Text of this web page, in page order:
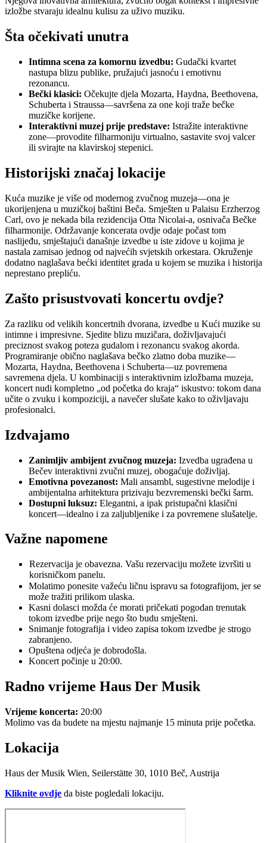
izložbe stvaraju idealnu kulisu za uživo muziku.
Šta očekivati unutra
Intimna scena za komornu izvedbu: Gudački kvartet
nastupa blizu publike, pružajući jasnoću i emotivnu
rezonancu.
Bečki klasici: Očekujte djela Mozarta, Haydna, Beethovena,
Schuberta i Straussa—savršena za one koji traže bečke
muzičke korijene.
Interaktivni muzej prije predstave: Istražite interaktivne
zone—provodite filharmoniju virtualno, sastavite svoj valcer
ili svirajte na klavirskoj stepenici.
Historijski značaj lokacije
Kuća muzike je više od modernog zvučnog muzeja—ona je
ukorijenjena u muzičkoj baštini Beča. Smješten u Palaisu Erzherzog
Carl, ovo je nekada bila rezidencija Otta Nicolai-a, osnivača Bečke
filharmonije. Održavanje koncerata ovdje odaje počast tom
naslijeđu, smještajući današnje izvedbe u iste zidove u kojima je
nastala zamisao jednog od najvećih svjetskih orkestara. Okruženje
dodatno naglašava bećki identitet grada u kojem se muzika i historija
neprestano prepliću.
Zašto prisustvovati koncertu ovdje?
Za razliku od velikih koncertnih dvorana, izvedbe u Kući muzike su
intimne i impresivne. Sjedite blizu muzičara, doživljavajući
preciznost svakog poteza gudalom i rezonancu svakog akorda.
Programiranje obično naglašava bečko zlatno doba muzike—
Mozarta, Haydna, Beethovena i Schuberta—uz povremena
savremena djela. U kombinaciji s interaktivnim izložbama muzeja,
koncert nudi kompletno „od početka do kraja“ iskustvo: tokom dana
učite o zvuku i kompoziciji, a navečer slušate kako to oživljavaju
profesionalci.
Izdvajamo
Zanimljiv ambijent zvučnog muzeja: Izvedba ugrađena u
Bečev interaktivni zvučni muzej, obogaćuje doživljaj.
Emotivna povezanost: Mali ansambl, sugestivne melodije i
ambijentalna arhitektura prizivaju bezvremenski bečki šarm.
Dostupni luksuz: Elegantni, a ipak pristupačni klasični
koncert—idealno i za zaljubljenike i za povremene slušatelje.
Važne napomene
Rezervacija je obavezna. Vašu rezervaciju možete izvršiti u
korisničkom panelu.
Molatimo ponesite važeću ličnu ispravu sa fotografijom, jer se
može tražiti prilikom ulaska.
Kasni dolasci možda će morati pričekati pogodan trenutak
tokom izvedbe prije nego što budu smješteni.
Snimanje fotografija i video zapisa tokom izvedbe je strogo
zabranjeno.
Opuštena odjeća je dobrodošla.
Koncert počinje u 20:00.
Radno vrijeme Haus Der Musik
Vrijeme koncerta: 20:00
Molimo vas da budete na mjestu najmanje 15 minuta prije početka.
Lokacija
Haus der Musik Wien, Seilerstätte 30, 1010 Beč, Austrija
Kliknite ovdje da biste pogledali lokaciju.